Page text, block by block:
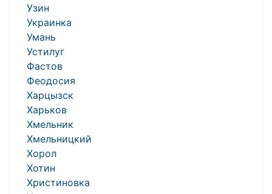
Узин
Украинка
Умань
Устилуг
Фастов
Феодосия
Харцызск
Харьков
Хмельник
Хмельницкий
Хорол
Хотин
Христиновка